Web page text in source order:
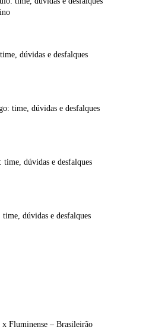
dúvidas e desfalques
time, dúvidas e desfalques
time, dúvidas e desfalques
time, dúvidas e desfalques
Fluminense – Brasileirão